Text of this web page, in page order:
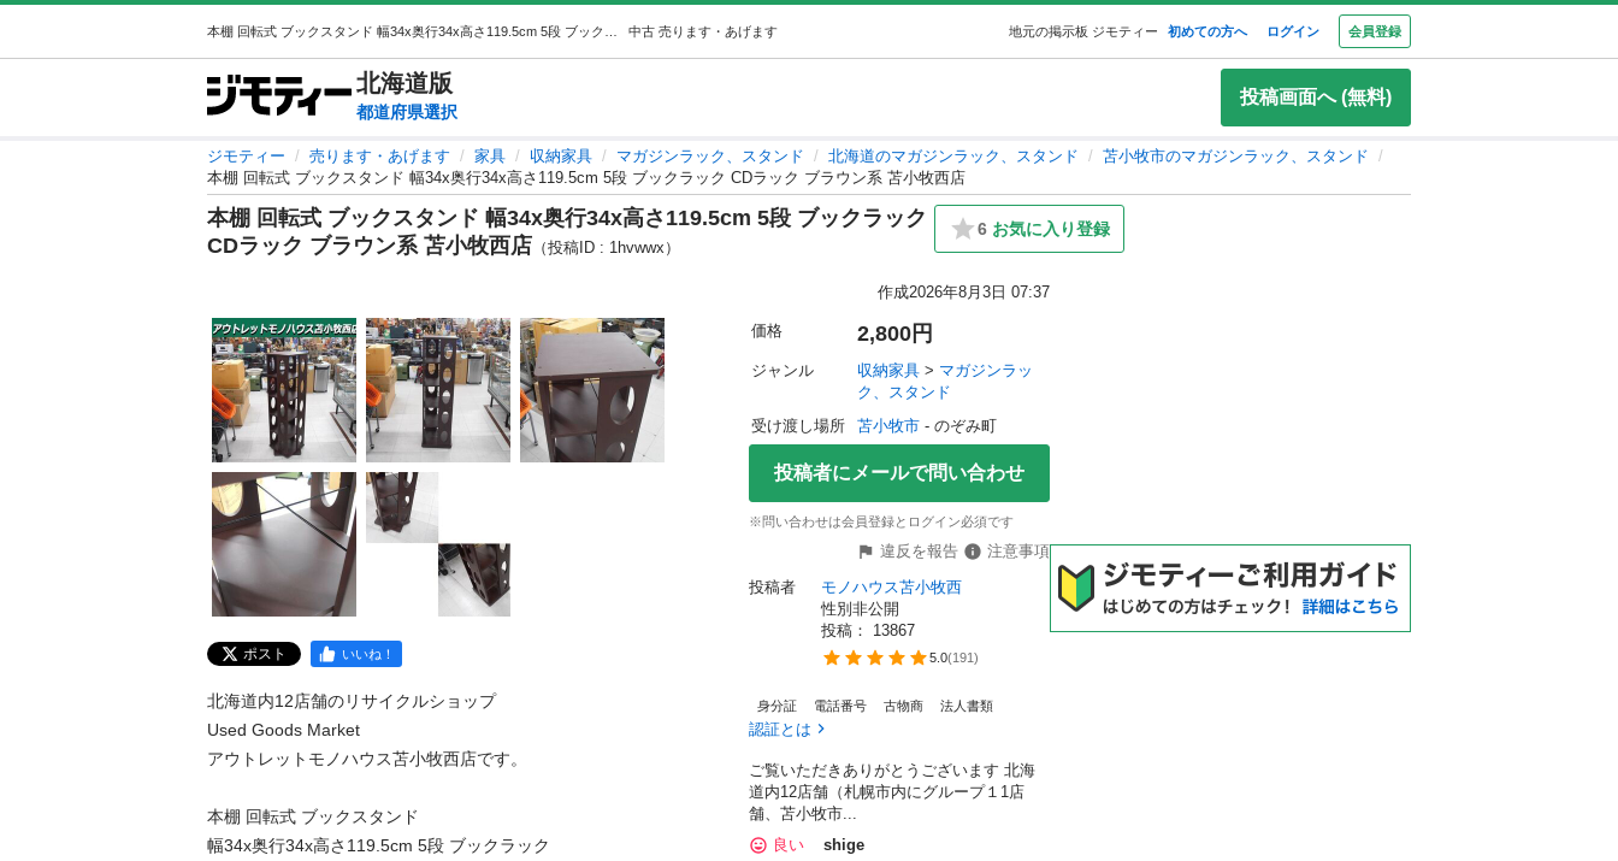
中古 売ります・あげます 地元の掲示板 ジモティー 初めての方へ ログイン 会員登録
北海道版
都道府県選択
投稿画面へ (無料)
ジモティー 売ります・あげます 家具 収納家具 マガジンラック、スタンド 北海道のマガジンラック、スタンド
苫小牧市のマガジンラック、スタンド
本棚 回転式 ブックスタンド 幅34x奥行34x高さ119.5cm 5段 ブックラック CDラック ブラウン系 苫小牧西店
本棚 回転式 ブックスタンド 幅34x奥行34x高さ119.5cm 5段 ブックラック
CDラック ブラウン系 苫小牧西店 （投稿ID : 1hvwwx）
6 お気に入り登録
作成2026年8月3日 07:37
ポスト いいね！
北海道内12店舗のリサイクルショップ
Used Goods Market
アウトレットモノハウス苫小牧西店です。
本棚 回転式 ブックスタンド
幅34x奥行34x高さ119.5cm 5段 ブックラック
価格 2,800円
ジャンル 収納家具 > マガジンラッ
ク、スタンド
受け渡し場所
苫小牧市 - のぞみ町
投稿者にメールで問い合わせ
※問い合わせは会員登録とログイン必須です
違反を報告
注意事項
投稿者
モノハウス苫小牧西
性別非公開
投稿： 13867
5.0(191)
身分証 電話番号 古物商 法人書類
認証とは
ご覧いただきありがとうございます 北海
道内12店舗（札幌市内にグループ１1店
舗、苫小牧市...
良い
shige